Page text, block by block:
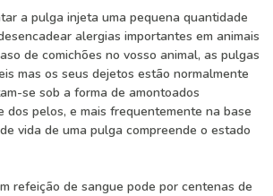
a pulga injeta uma pequena quantidade
alergias importantes em animais
de comichões no vosso animal, as pulgas
mas os seus dejetos estão normalmente
se sob a forma de amontoados
dos pelos, e mais frequentemente na base
vida de uma pulga compreende o estado
refeição de sangue pode por centenas de